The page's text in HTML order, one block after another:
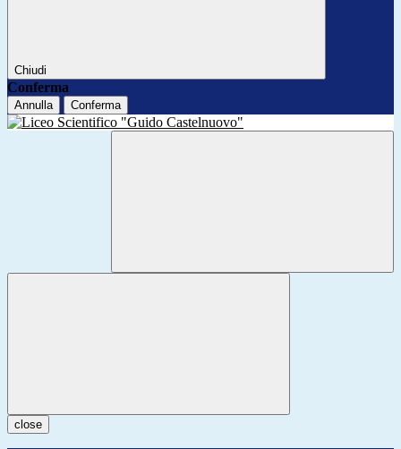
Chiudi
Conferma
Annulla Conferma
close